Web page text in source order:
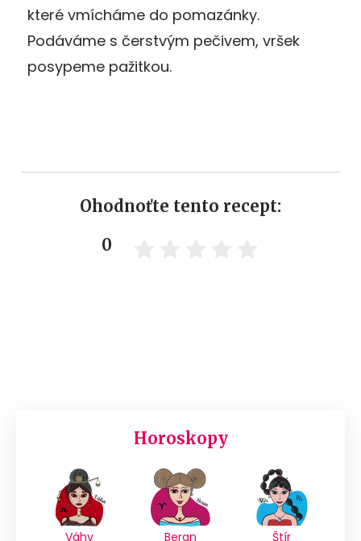
které vmícháme do pomazánky.
Podáváme s čerstvým pečivem, vršek
posypeme pažitkou.
Ohodnoťte tento recept:
0
Horoskopy
Váhy Beran Štír